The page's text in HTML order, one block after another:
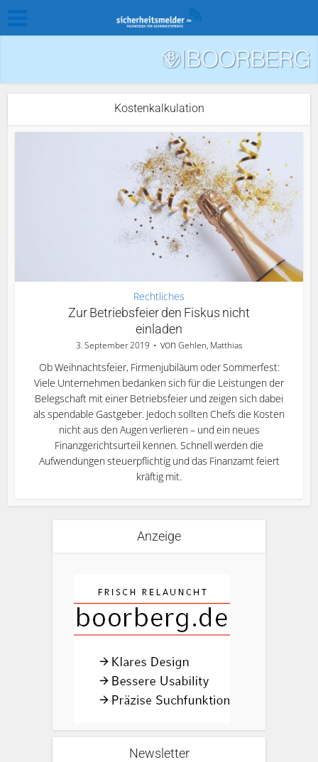
Kostenkalkulation
Rechtliches
Zur Betriebsfeier den Fiskus nicht
einladen
3. September 2019 vonGehlen, Matthias
Ob Weihnachtsfeier, Firmenjubiläum oder Sommerfest:
Viele Unternehmen bedanken sich für die Leistungen der
Belegschaft mit einer Betriebsfeier und zeigen sich dabei
als spendable Gastgeber. Jedoch sollten Chefs die Kosten
nicht aus den Augen verlieren – und ein neues
Finanzgerichtsurteil kennen. Schnell werden die
Aufwendungen steuerpflichtig und das Finanzamt feiert
kräftig mit.
Anzeige
Newsletter